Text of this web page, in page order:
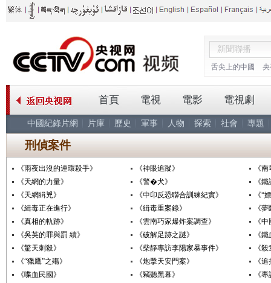
舌尖上的中國
首頁 電視 電影 電視劇
中國紀錄片網 片庫 歷史 軍事 人物 探索 社會 專題
刑偵案件
《雨夜出沒的連環殺手》 《神眼追蹤》
《
《天網的力量》
《警�犬》
《
《天網緝兇》
《中印反恐聯合訓練紀實》
《“
《緝毒正在進行》
《緝毒重案錄》
《
《真相的軌跡》
《雲南巧家爆炸案調查》
《
《吳英的罪與罰 續》
《破解足跡之謎》
《
《驚天刺殺》
《柴靜專訪李陽家暴事件》
《
《“獵鷹”之殤》
《炮擊天安門案》
《
《喋血民國》
《竊聽黑幕》
《